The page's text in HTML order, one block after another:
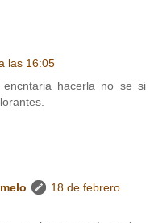
las 16:05
hacerla no se si
18 de febrero